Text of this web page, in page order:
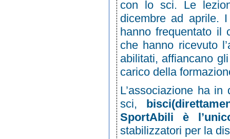
con lo sci. Le
dicembre ad aprile.
hanno frequentato il
che hanno ricevuto
abilitati, affiancano
carico della
L’associazione ha
sci,
SportAbili è
stabilizzatori per la